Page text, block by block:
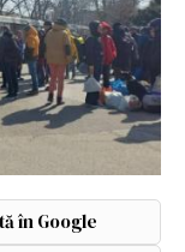
în Google